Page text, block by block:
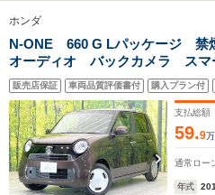
ホンダ
N-ONE 660 G Lパッケージ 禁
オーディオ バックカメラ ス
オートライト オートエアコ
販売店保証 車両品質評価書付 購入プラン付
支払総額
59.9
通常ロー
年式